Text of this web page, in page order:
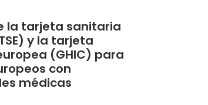
la tarjeta sanitaria
y la tarjeta
(GHIC) para
con
médicas